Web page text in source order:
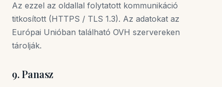
Az ezzel az oldallal folytatott kommunikáció
titkosított (HTTPS / TLS 1.3). Az adatokat az
Európai Unióban található OVH szervereken
tárolják.
9. Panasz